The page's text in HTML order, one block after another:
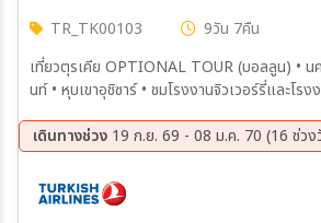
เฉพาะเดือน
เฉพาะเทศกาล
TR_TK00103 9วัน 7คืน
เที่ยวตุรเคีย OPTIONAL TOUR (บอลลูน) • นค
นท์ • หุบเขาอุชิซาร์ • ชมโรงงานจิวเวอร์รี่และโรงงานเซรามิ
โยเกิร์ตฝิ่น • ชมโรงงานคอตตอน ปราสาทปุยฝ้าย • เมืองโบราณเฮียราโพ
ลิส • ร้านขนม TURKISH DELIGHT • ม้าไม้เมื
เล่ โรงงานเครื่องหนัง • ล่องเรือช่องแคบบอสฟอ
มาร์เก็ต • FERNER AND BALAT • TAKSIM
เดินทางช่วง 19 ก.ย. 69 - 08 ม.ค. 70 (16 ช่วง
03 ต.ค
10 ต.ค. 69 - 13 ต.ค. 69
16 ต.ค
17 ต.ค. 69 - 25 ต.ค. 69
23 ต.ค